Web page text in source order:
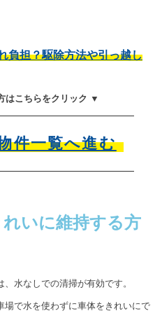
負担？駆除方法や引っ越し
はこちらをクリック ▼
件一覧へ進む
いに維持する方
水なしでの清掃が有効です。
で水を使わずに車体をきれいにで